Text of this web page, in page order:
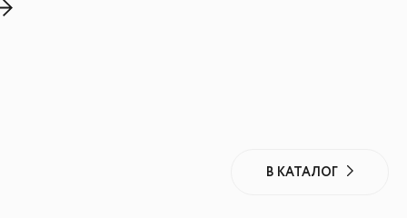
В КАТАЛОГ